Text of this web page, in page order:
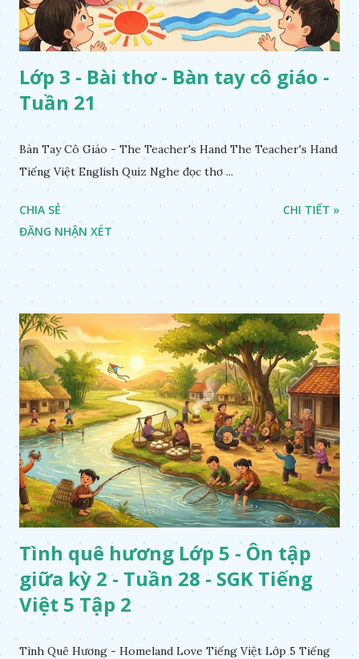
Lớp 3 - Bài thơ - Bàn tay cô giáo -
Tuần 21
Bàn Tay Cô Giáo - The Teacher's Hand The Teacher's Hand
Tiếng Việt English Quiz Nghe đọc thơ ...
CHIA SẺ
ĐĂNG NHẬN XÉT
CHI TIẾT »
Tình quê hương Lớp 5 - Ôn tập
giữa kỳ 2 - Tuần 28 - SGK Tiếng
Việt 5 Tập 2
Tình Quê Hương - Homeland Love Tiếng Việt Lớp 5 Tiếng